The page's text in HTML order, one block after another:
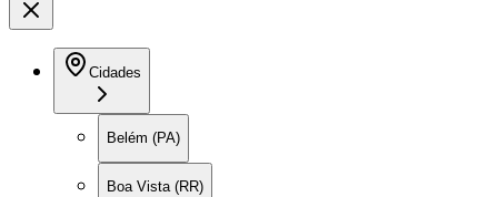
Cidades
Belém (PA)
Boa Vista (RR)